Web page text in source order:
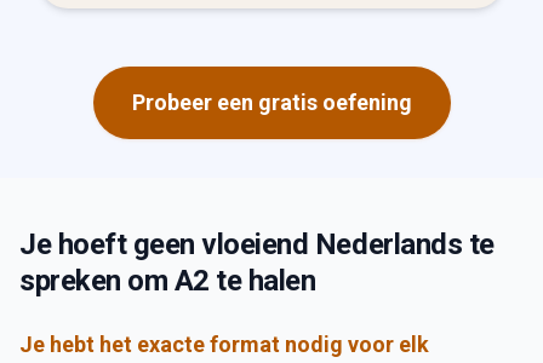
Probeer een gratis oefening
Je hoeft geen vloeiend Nederlands te
spreken om A2 te halen
Je hebt het exacte format nodig voor elk